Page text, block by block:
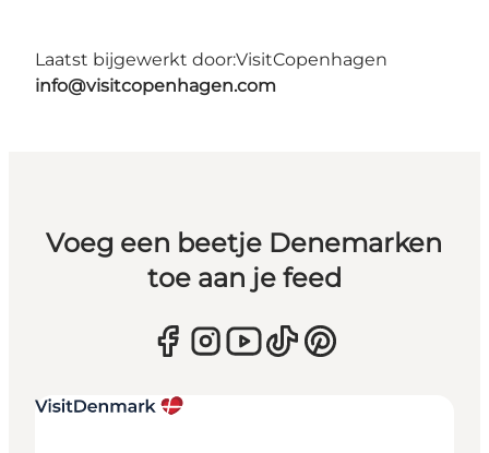
Laatst bijgewerkt door:VisitCopenhagen
info@visitcopenhagen.com
Voeg een beetje Denemarken
toe aan je feed